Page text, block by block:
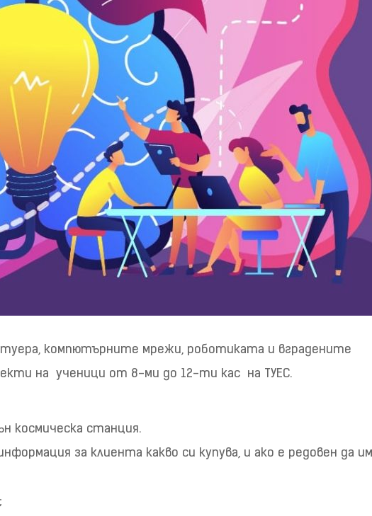
компютърните мрежи, роботиката и вградените
на ученици от 8-ми до 12-ти кас на ТУЕС.
космическа станция.
за клиента какво си купува, и ако е редовен да